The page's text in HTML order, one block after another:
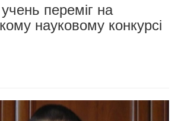
переміг на
науковому конкурсі